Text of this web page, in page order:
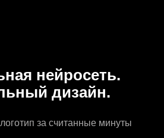
нейросеть.
дизайн.
за считанные минуты